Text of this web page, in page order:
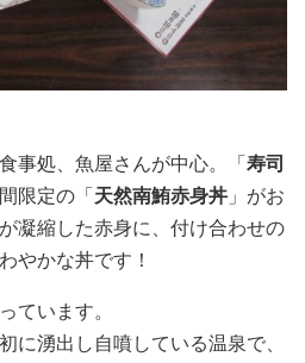
事処、魚屋さんが中心。「 寿司
限定の「 天然南鮪赤身丼 」がお
凝縮した赤身に、付け合わせの
やかな丼です！
ています。
に湧出し自噴している温泉で、